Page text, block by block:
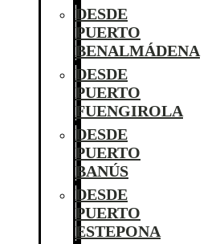
DESDE
PUERTO
BENALMÁDENA
DESDE
PUERTO
FUENGIROLA
DESDE
PUERTO
BANÚS
DESDE
PUERTO
ESTEPONA